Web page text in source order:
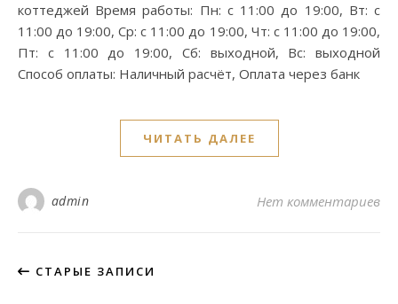
коттеджей Время работы: Пн: с 11:00 до 19:00, Вт: с
11:00 до 19:00, Ср: с 11:00 до 19:00, Чт: с 11:00 до 19:00,
Пт: с 11:00 до 19:00, Сб: выходной, Вс: выходной
Способ оплаты: Наличный расчёт, Оплата через банк
ЧИТАТЬ ДАЛЕЕ
admin Нет комментариев
СТАРЫЕ ЗАПИСИ